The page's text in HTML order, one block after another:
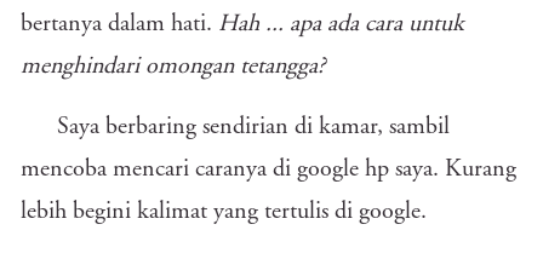
bertanya dalam hati. Hah ... apa ada cara untuk
menghindari omongan tetangga?
Saya berbaring sendirian di kamar, sambil
mencoba mencari caranya di google hp saya. Kurang
lebih begini kalimat yang tertulis di google.